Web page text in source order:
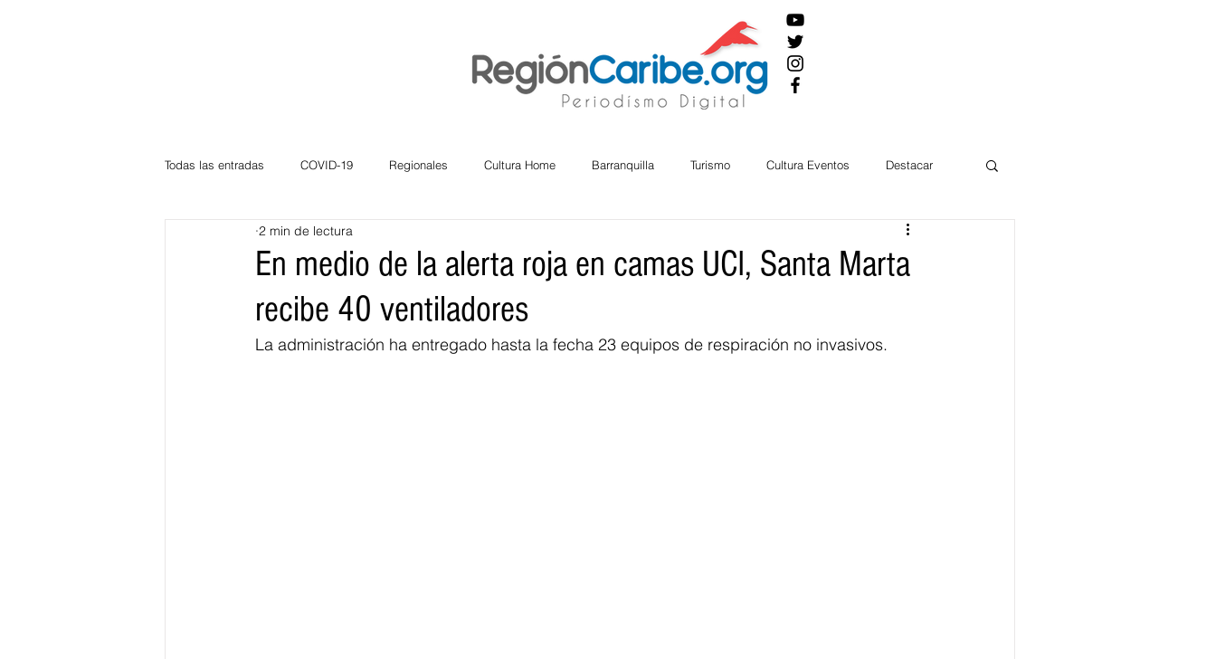
Todas las entradas COVID-19 Regionales Cultura Home Barranquilla Turismo Cultura Eventos Destacar
Atlántico
Bloggeros Hermanos Mayores Economía
En medio de la alerta roja en camas UCI, Santa Marta
recibe 40 ventiladores
2 min de lectura
La administración ha entregado hasta la fecha 23 equipos de respiración no invasivos.